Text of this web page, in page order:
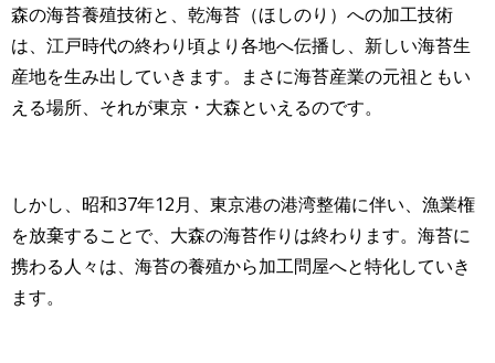
森の海苔養殖技術と、乾海苔（ほしのり）への加工技術
は、江戸時代の終わり頃より各地へ伝播し、新しい海苔生
産地を生み出していきます。まさに海苔産業の元祖ともい
える場所、それが東京・大森といえるのです。
しかし、昭和37年12月、東京港の港湾整備に伴い、漁業権
を放棄することで、大森の海苔作りは終わります。海苔に
携わる人々は、海苔の養殖から加工問屋へと特化していき
ます。